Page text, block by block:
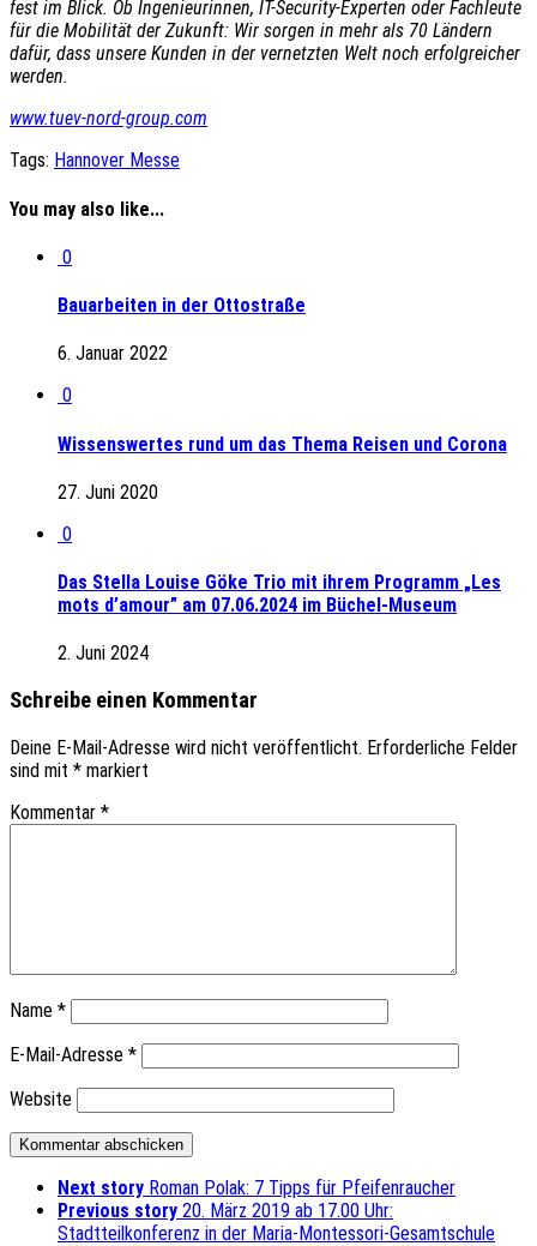
fest im Blick. Ob Ingenieurinnen, IT-Security-Experten oder Fachleute
für die Mobilität der Zukunft: Wir sorgen in mehr als 70 Ländern
dafür, dass unsere Kunden in der vernetzten Welt noch erfolgreicher
werden.
www.tuev-nord-group.com
Tags: Hannover Messe
You may also like...
0
Bauarbeiten in der Ottostraße
6. Januar 2022
0
Wissenswertes rund um das Thema Reisen und Corona
27. Juni 2020
0
Das Stella Louise Göke Trio mit ihrem Programm „Les
mots d’amour” am 07.06.2024 im Büchel-Museum
2. Juni 2024
Schreibe einen Kommentar
Deine E-Mail-Adresse wird nicht veröffentlicht. Erforderliche Felder
sind mit * markiert
Kommentar *
Name *
E-Mail-Adresse *
Website
Next story Roman Polak: 7 Tipps für Pfeifenraucher
Previous story 20. März 2019 ab 17.00 Uhr:
Stadtteilkonferenz in der Maria-Montessori-Gesamtschule